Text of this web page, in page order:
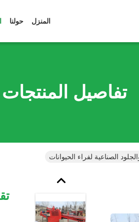
المنزل حولنا
تفاصيل المنتجات
الصناعية لفراء الحيوانات